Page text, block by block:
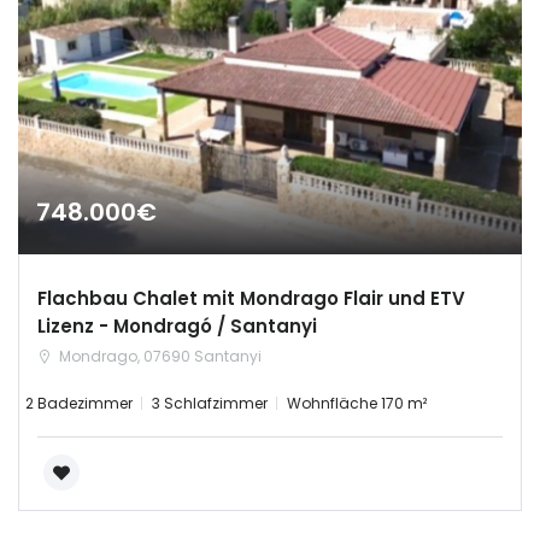
|-Salamanca
|-Segovia
|-Soria
|-Zamora
|-Guadalajara
748.000€
Flachbau Chalet mit Mondrago Flair und ETV
Lizenz - Mondragó / Santanyi
Mondrago, 07690 Santanyi
2 Badezimmer 3 Schlafzimmer Wohnfläche 170 m²